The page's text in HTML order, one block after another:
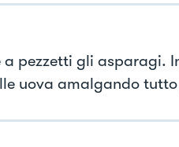
pezzetti gli asparagi.
uova amalgando tutto